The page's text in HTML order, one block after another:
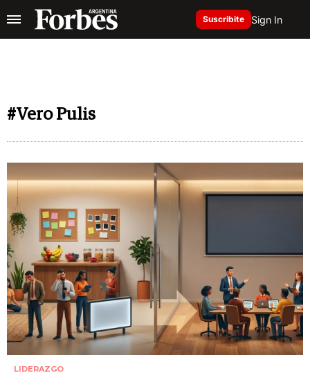
Suscribite Sign In
#Vero Pulis
LIDERAZGO